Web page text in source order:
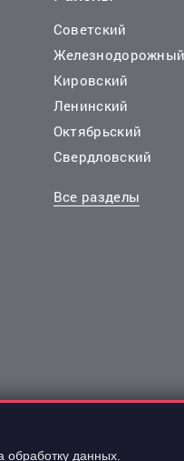
Советский
Железнодорожный
Кировский
Ленинский
Октябрьский
Свердловский
Все разделы
обработку данных.